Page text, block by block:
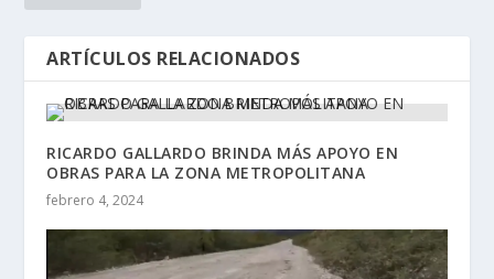
ARTÍCULOS RELACIONADOS
RICARDO GALLARDO BRINDA MÁS APOYO EN
OBRAS PARA LA ZONA METROPOLITANA
febrero 4, 2024